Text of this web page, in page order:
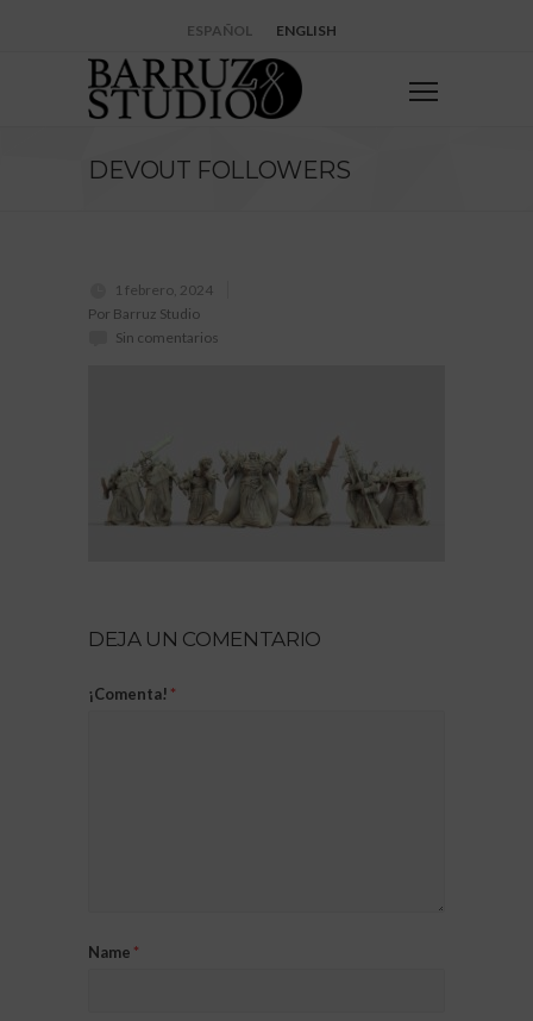
ESPAÑOL ENGLISH
DEVOUT FOLLOWERS
1 febrero, 2024
Por Barruz Studio
Sin comentarios
DEJA UN COMENTARIO
¡Comenta! *
Name *